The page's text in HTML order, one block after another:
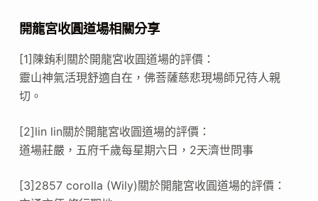
開龍宮收圓道場相關分享
[1]陳銪利關於開龍宮收圓道場的評價：
靈山神氣活現舒適自在，佛菩薩慈悲現場師兄待人親
切。
[2]lin lin關於開龍宮收圓道場的評價：
道場莊嚴，五府千歲每星期六日，2天濟世問事
[3]2857 corolla (‪Wily‬)關於開龍宮收圓道場的評價：